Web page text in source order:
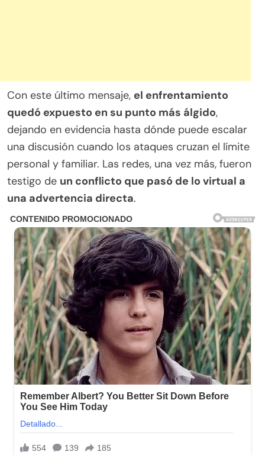
Con este último mensaje, el enfrentamiento
quedó expuesto en su punto más álgido,
dejando en evidencia hasta dónde puede escalar
una discusión cuando los ataques cruzan el límite
personal y familiar. Las redes, una vez más, fueron
testigo de un conflicto que pasó de lo virtual a
una advertencia directa.